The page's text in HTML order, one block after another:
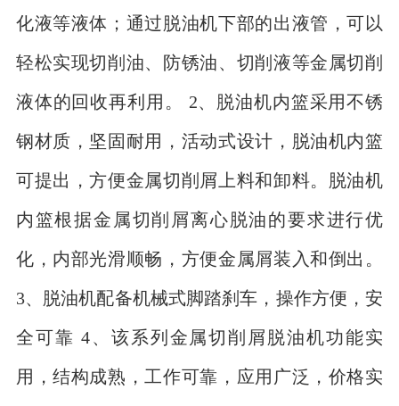
化液等液体；通过脱油机下部的出液管，可以
轻松实现切削油、防锈油、切削液等金属切削
液体的回收再利用。 2、脱油机内篮采用不锈
钢材质，坚固耐用，活动式设计，脱油机内篮
可提出，方便金属切削屑上料和卸料。脱油机
内篮根据金属切削屑离心脱油的要求进行优
化，内部光滑顺畅，方便金属屑装入和倒出。
3、脱油机配备机械式脚踏刹车，操作方便，安
全可靠 4、该系列金属切削屑脱油机功能实
用，结构成熟，工作可靠，应用广泛，价格实